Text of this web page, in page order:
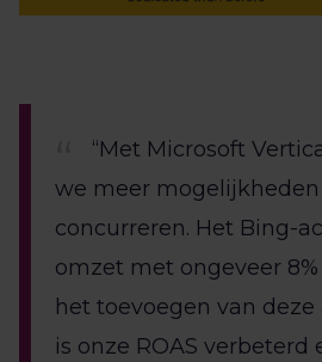
“Met Microsoft
we meer
concurreren. Het Bing-
omzet met ongeveer
het toevoegen van deze
is onze ROAS verbeterd